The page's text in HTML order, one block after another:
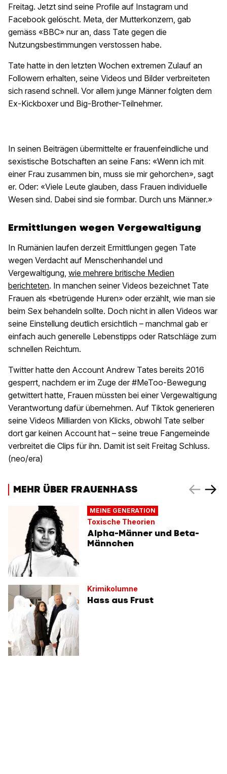
Freitag. Jetzt sind seine Profile auf Instagram und
Facebook gelöscht. Meta, der Mutterkonzern, gab
gemäss «BBC» nur an, dass Tate gegen die
Nutzungsbestimmungen verstossen habe.
Tate hatte in den letzten Wochen extremen Zulauf an
Followern erhalten, seine Videos und Bilder verbreiteten
sich rasend schnell. Vor allem junge Männer folgten dem
Ex-Kickboxer und Big-Brother-Teilnehmer.
In seinen Beiträgen übermittelte er frauenfeindliche und
sexistische Botschaften an seine Fans: «Wenn ich mit
einer Frau zusammen bin, muss sie mir gehorchen», sagt
er. Oder: «Viele Leute glauben, dass Frauen individuelle
Wesen sind. Dabei sind sie formbar. Durch uns Männer.»
Ermittlungen wegen Vergewaltigung
In Rumänien laufen derzeit Ermittlungen gegen Tate
wegen Verdacht auf Menschenhandel und
Vergewaltigung, wie mehrere britische Medien
berichteten. In manchen seiner Videos bezeichnet Tate
Frauen als «betrügende Huren» oder erzählt, wie man sie
beim Sex behandeln sollte. Doch nicht in allen Videos war
seine Einstellung deutlich ersichtlich – manchmal gab er
einfach auch generelle Lebenstipps oder Ratschläge zum
schnellen Reichtum.
Twitter hatte den Account Andrew Tates bereits 2016
gesperrt, nachdem er im Zuge der #MeToo-Bewegung
getwittert hatte, Frauen müssten bei einer Vergewaltigung
Verantwortung dafür übernehmen. Auf Tiktok generieren
seine Videos Milliarden von Klicks, obwohl Tate selber
dort gar keinen Account hat – seine treue Fangemeinde
verbreitet die Clips für ihn. Damit ist seit Freitag Schluss.
(neo/era)
MEHR ÜBER FRAUENHASS
MEINE GENERATION
Toxische Theorien
Alpha-Männer und Beta-
Männchen
Krimikolumne
Hass aus Frust